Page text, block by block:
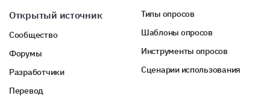
Открытый источник
Сообщество
Форумы
Разработчики
Перевод
Типы опросов
Шаблоны опросов
Инструменты опросов
Сценарии использования